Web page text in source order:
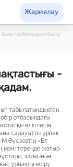
Жариялау
тәрбиесіндегі басты
-
табылатындықтан,
отбасындағы
әліппесін
салауатты ұрпақ
«Ел
мәні тереңде жатыр.
халқының
ұрпақты өсіру